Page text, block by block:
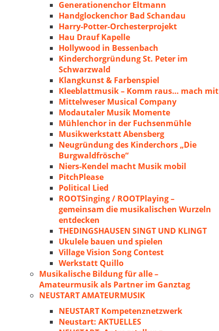
Generationenchor Eltmann
Handglockenchor Bad Schandau
Harry-Potter-Orchesterprojekt
Hau Drauf Kapelle
Hollywood in Bessenbach
Kinderchorgründung St. Peter im
Schwarzwald
Klangkunst & Farbenspiel
Kleeblattmusik – Komm raus… mach mit
Mittelweser Musical Company
Modautaler Musik Momente
Mühlenchor in der Fuchsenmühle
Musikwerkstatt Abensberg
Neugründung des Kinderchors „Die
Burgwaldfrösche“
Niers-Kendel macht Musik mobil
PitchPlease
Political Lied
ROOTSinging / ROOTPlaying –
gemeinsam die musikalischen Wurzeln
entdecken
THEDINGSHAUSEN SINGT UND KLINGT
Ukulele bauen und spielen
Village Vision Song Contest
Werkstatt Quillo
Musikalische Bildung für alle –
Amateurmusik als Partner im Ganztag
NEUSTART AMATEURMUSIK
NEUSTART Kompetenznetzwerk
Neustart: AKTUELLES